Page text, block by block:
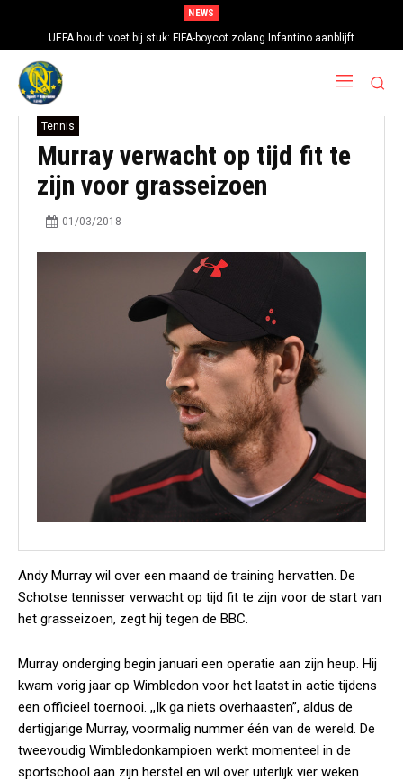
NEWS
UEFA houdt voet bij stuk: FIFA-boycot zolang Infantino aanblijft
Tennis
Murray verwacht op tijd fit te
zijn voor grasseizoen
01/03/2018
Andy Murray wil over een maand de training hervatten. De
Schotse tennisser verwacht op tijd fit te zijn voor de start van
het grasseizoen, zegt hij tegen de BBC.
Murray onderging begin januari een operatie aan zijn heup. Hij
kwam vorig jaar op Wimbledon voor het laatst in actie tijdens
een officieel toernooi. ,,Ik ga niets overhaasten”, aldus de
dertigjarige Murray, voormalig nummer één van de wereld. De
tweevoudig Wimbledonkampioen werkt momenteel in de
sportschool aan zijn herstel en wil over uiterlijk vier weken